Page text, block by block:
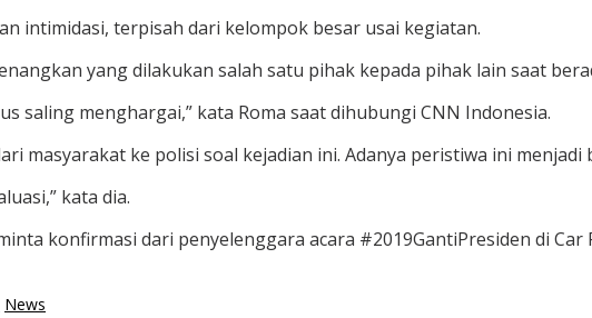
intimidasi, terpisah dari kelompok besar usai kegiatan.
yang dilakukan salah satu pihak kepada pihak lain saat
saling menghargai,” kata Roma saat dihubungi CNN Indonesia.
masyarakat ke polisi soal kejadian ini. Adanya peristiwa ini menjadi
kata dia.
konfirmasi dari penyelenggara acara #2019GantiPresiden di
News